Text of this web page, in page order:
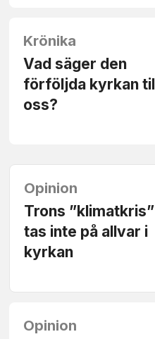
Krönika
Vad säger den
förföljda kyrkan till
oss?
Opinion
Trons ”klimatkris”
tas inte på allvar i
kyrkan
Opinion